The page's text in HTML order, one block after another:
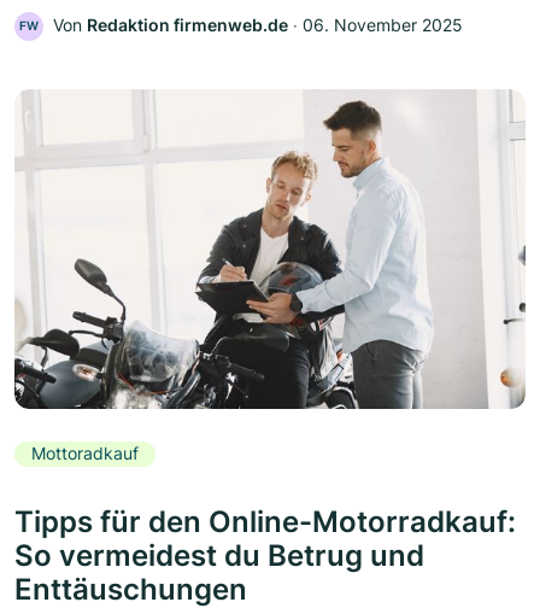
FW Von Redaktion firmenweb.de ‧ 06. November 2025
Mottoradkauf
Tipps für den Online-Motorradkauf:
So vermeidest du Betrug und
Enttäuschungen